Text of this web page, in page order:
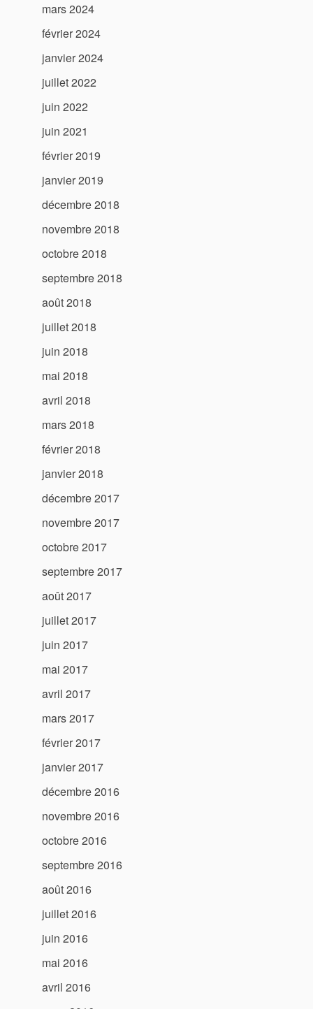
mars 2024
février 2024
janvier 2024
juillet 2022
juin 2022
juin 2021
février 2019
janvier 2019
décembre 2018
novembre 2018
octobre 2018
septembre 2018
août 2018
juillet 2018
juin 2018
mai 2018
avril 2018
mars 2018
février 2018
janvier 2018
décembre 2017
novembre 2017
octobre 2017
septembre 2017
août 2017
juillet 2017
juin 2017
mai 2017
avril 2017
mars 2017
février 2017
janvier 2017
décembre 2016
novembre 2016
octobre 2016
septembre 2016
août 2016
juillet 2016
juin 2016
mai 2016
avril 2016